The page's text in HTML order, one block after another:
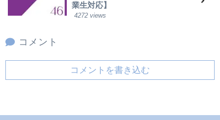
業生対応】
4272 views
コメント
コメントを書き込む